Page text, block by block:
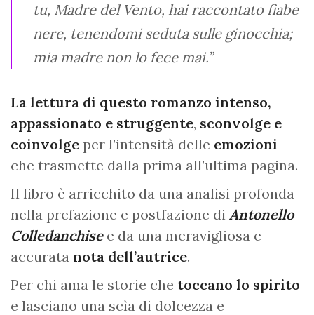
tu, Madre del Vento, hai raccontato fiabe
nere, tenendomi seduta sulle ginocchia;
mia madre non lo fece mai.”
La lettura di questo romanzo intenso,
appassionato e struggente, sconvolge e
coinvolge per l’intensità delle emozioni
che trasmette dalla prima all’ultima pagina.
Il libro è arricchito da una analisi profonda
nella prefazione e postfazione di Antonello
Colledanchise e da una meravigliosa e
accurata nota dell’autrice.
Per chi ama le storie che toccano lo spirito
e lasciano una scìa di dolcezza e